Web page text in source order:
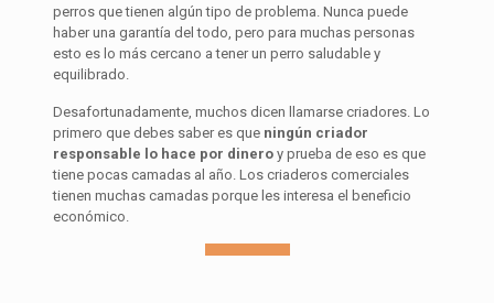
perros que tienen algún tipo de problema. Nunca puede
haber una garantía del todo, pero para muchas personas
esto es lo más cercano a tener un perro saludable y
equilibrado.
Desafortunadamente, muchos dicen llamarse criadores. Lo
primero que debes saber es que ningún criador
responsable lo hace por dinero y prueba de eso es que
tiene pocas camadas al año. Los criaderos comerciales
tienen muchas camadas porque les interesa el beneficio
económico.